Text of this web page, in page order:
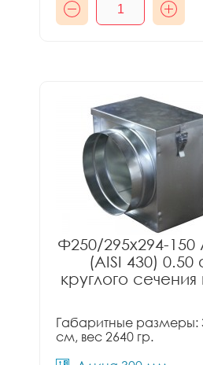
Ф250/295x294-
(AISI 430)
круглого
Габаритные размеры:
см, вес 2640 гр.